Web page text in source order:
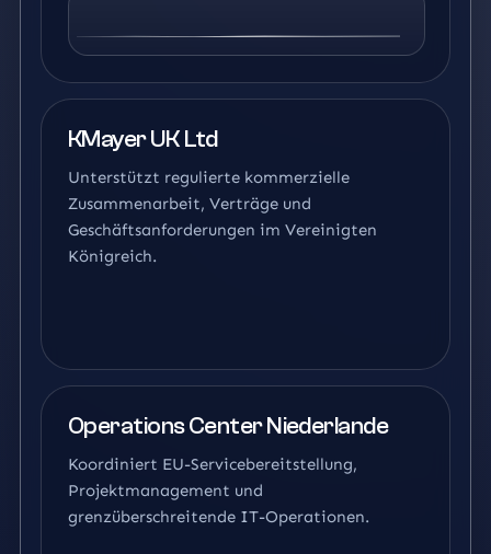
KMayer UK Ltd
Unterstützt regulierte kommerzielle
Zusammenarbeit, Verträge und
Geschäftsanforderungen im Vereinigten
Königreich.
Operations Center Niederlande
Koordiniert EU-Servicebereitstellung,
Projektmanagement und
grenzüberschreitende IT-Operationen.